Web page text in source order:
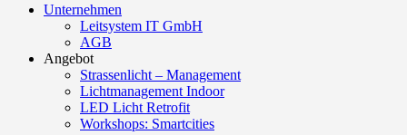
Unternehmen
Leitsystem IT GmbH
AGB
Angebot
Strassenlicht – Management
Lichtmanagement Indoor
LED Licht Retrofit
Workshops: Smartcities